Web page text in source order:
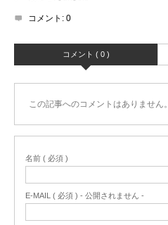
コメント: 0
コメント ( 0 )
この記事へのコメントはありません。
名前 ( 必須 )
E-MAIL ( 必須 ) - 公開されません -